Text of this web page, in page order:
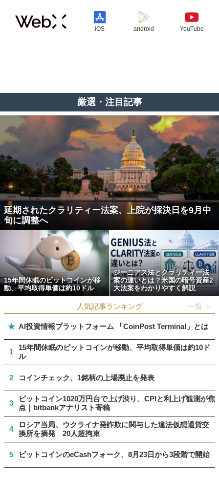
iOS android YouTube
厳選・注目記事
延期されたクラリティー法案、上院が採決日を9月中
旬に調整へ
15年間休眠のビットコインが移
動、平均取得単価は約10ドル
ジーニアス法とクラリティー法
案の違いとは？米国の暗号資産2
大法案をわかりやすく解説
人気記事ランキング 一覧 ＞
★ AI投資情報プラットフォーム 「CoinPost Terminal」とは
1
15年間休眠のビットコインが移動、平均取得単価は約10ド
ル
2 コインチェック、1銘柄の上場廃止を発表
3
ビットコイン1020万円台で上げ渋り、CPIと利上げ観測が焦
点｜bitbankアナリスト寄稿
4
ロシア当局、ウクライナ発詐欺に関与した違法仮想通貨交
換所を摘発 20人超拘束
5 ビットコインのeCashフォーク、8月23日から3段階で開始